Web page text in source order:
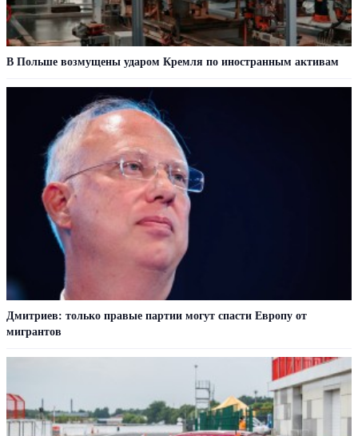
В Польше возмущены ударом Кремля по иностранным активам
Дмитриев: только правые партии могут спасти Европу от
мигрантов